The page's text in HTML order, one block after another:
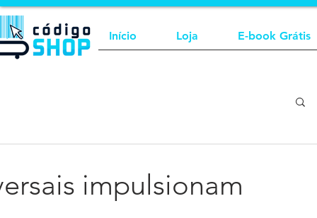
Início Loja E-book Grátis
impulsionam